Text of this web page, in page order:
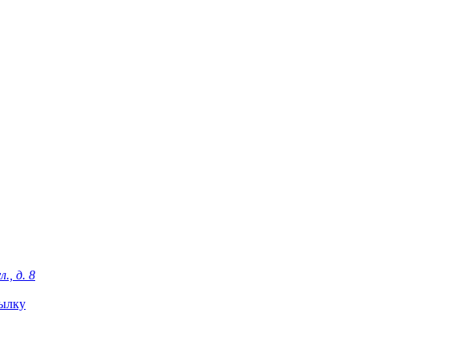
д. 8